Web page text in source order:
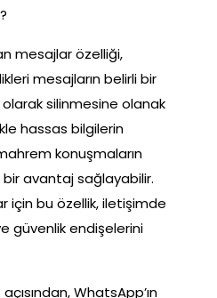
mesajlar özelliği,
mesajların belirli bir
silinmesine olanak
hassas bilgilerin
konuşmaların
bir avantaj sağlayabilir.
için bu özellik, iletişimde
güvenlik endişelerini
WhatsApp’ın